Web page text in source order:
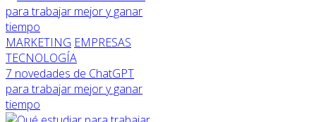
MARKETING EMPRESAS
TECNOLOGÍA
7 novedades de ChatGPT
para trabajar mejor y ganar
tiempo